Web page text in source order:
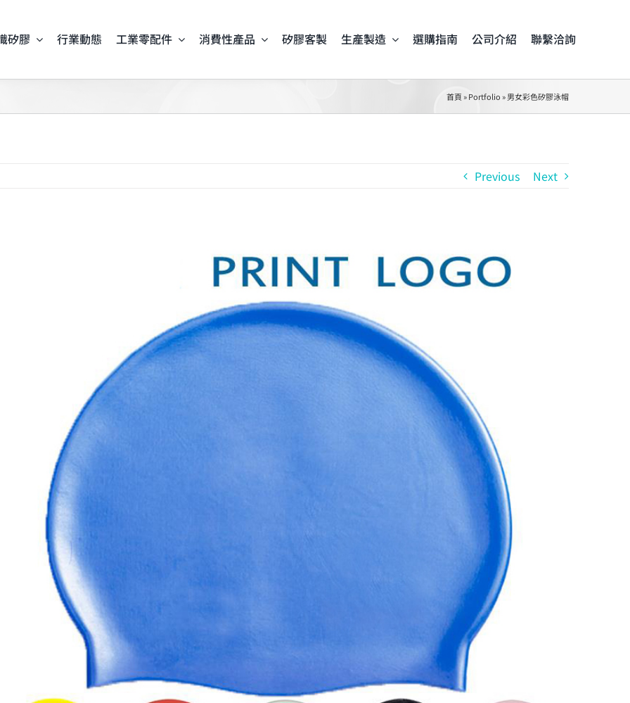
矽膠 行業動態 工業零配件 消費性產品 矽膠客製 生產製造 選購指南 公司介紹 聯繫洽詢
首頁 »Portfolio »男女彩色矽膠泳帽
Previous Next